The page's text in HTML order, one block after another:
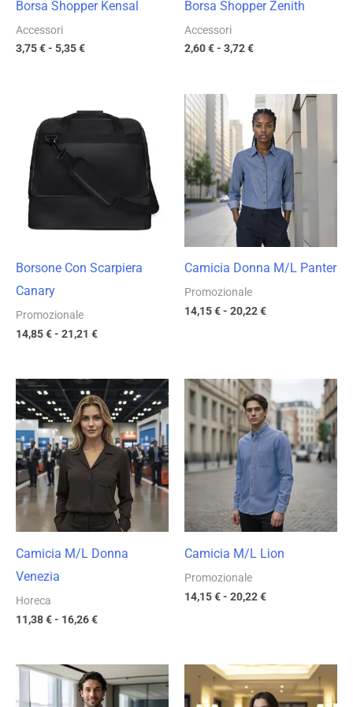
Borsa Shopper Kensal
Accessori
3,75€- 5,35€
Borsa Shopper Zenith
Accessori
2,60€- 3,72€
Borsone Con Scarpiera
Canary
Promozionale
14,85€- 21,21 €
di
da
Camicia Donna M/L Panter
Promozionale
14,15€- 20,22€
Fascia
di
prezzo:
da
14,15 €
20,22 €
Camicia M/L Donna
Venezia
Horeca
11,38€- 16,26€
Fascia
di
prezzo:
da
11,38 €
a
16,26 €
Camicia M/L Lion
Promozionale
14,15€- 20,22€
Fascia
di
prezzo:
da
14,15 €
20,22 €
Fascia
di
prezzo:
Fascia
di
prezzo: